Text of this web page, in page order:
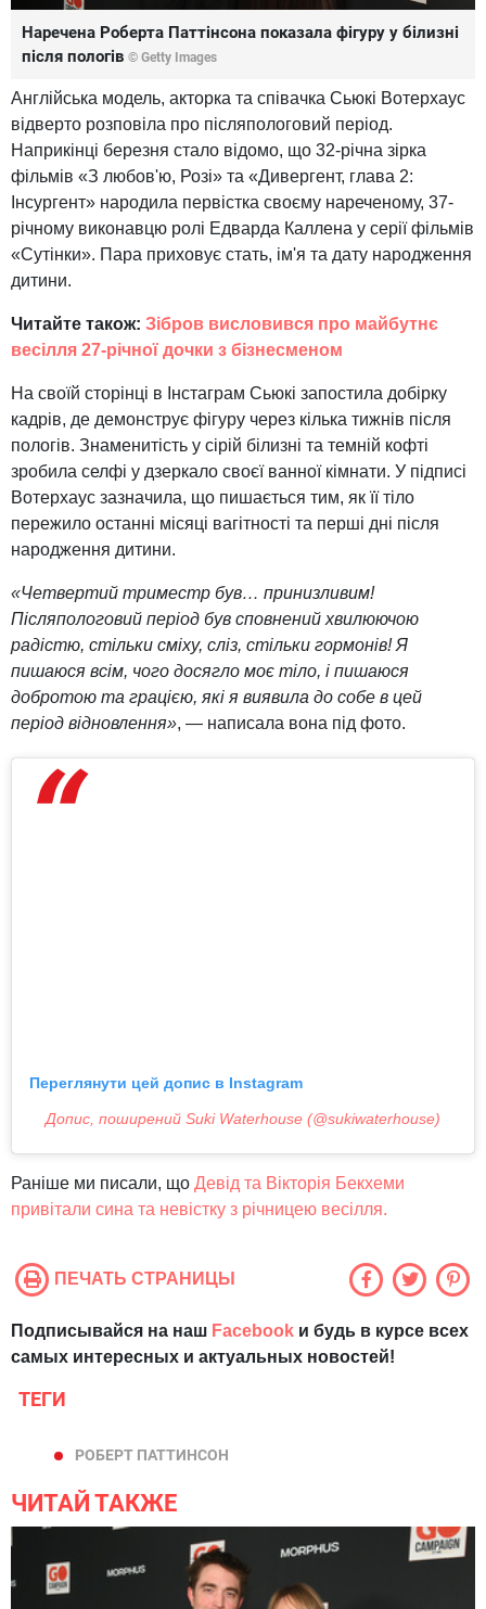
Наречена Роберта Паттінсона показала фігуру у білизні
після пологів © Getty Images
Англійська модель, акторка та співачка Сьюкі Вотерхаус
відверто розповіла про післяпологовий період.
Наприкінці березня стало відомо, що 32-річна зірка
фільмів «З любов'ю, Розі» та «Дивергент, глава 2:
Інсургент» народила первістка своєму нареченому, 37-
річному виконавцю ролі Едварда Каллена у серії фільмів
«Сутінки». Пара приховує стать, ім'я та дату народження
дитини.
Читайте також: Зібров висловився про майбутнє
весілля 27-річної дочки з бізнесменом
На своїй сторінці в Інстаграм Сьюкі запостила добірку
кадрів, де демонструє фігуру через кілька тижнів після
пологів. Знаменитість у сірій білизні та темній кофті
зробила селфі у дзеркало своєї ванної кімнати. У підписі
Вотерхаус зазначила, що пишається тим, як її тіло
пережило останні місяці вагітності та перші дні після
народження дитини.
«Четвертий триместр був… принизливим!
Післяпологовий період був сповнений хвилюючою
радістю, стільки сміху, сліз, стільки гормонів! Я
пишаюся всім, чого досягло моє тіло, і пишаюся
добротою та грацією, які я виявила до собе в цей
період відновлення», — написала вона під фото.
Переглянути цей допис в Instagram
Допис, поширений Suki Waterhouse (@sukiwaterhouse)
Раніше ми писали, що Девід та Вікторія Бекхеми
привітали сина та невістку з річницею весілля.
ПЕЧАТЬ СТРАНИЦЫ
Подписывайся на наш Facebook и будь в курсе всех
самых интересных и актуальных новостей!
ТЕГИ
РОБЕРТ ПАТТИНСОН
ЧИТАЙ ТАКЖЕ